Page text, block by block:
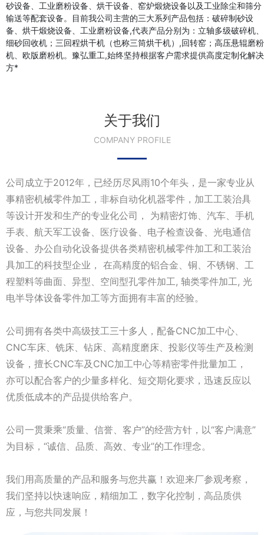
砂设备、工业磨粉设备、烘干设备、窑炉煅烧设备以及工业除尘和筛分
输送等配套设备。目前我公司主营的三大系列产品包括：破碎制砂设
备、烘干煅烧设备、工业磨粉设备,代表产品分别为：立轴多级破碎机、
细砂回收机；三回程烘干机（也称三筒烘干机）,回转窑；高压悬辊磨粉
机、欧版磨粉机。豫弘重工,始终坚持根据客户需求提供高度定制化解决
方*
关于我们
COMPANY PROFILE
公司成立于2012年，已经历尽风雨10个年头，是一家专业从
事精密机械零件加工，非标自动化机器零件，加工工装治具
等设计开发和生产的专业化公司， 为精密灯饰、汽车、手机
手表、航天军工设备、医疗设备、电子检查设备、光电通信
设备、办公自动化设备提供各类精密机械零件加工和工装治
具加工的科技型企业， 在高精度的铝合金、铜、不锈钢、工
程塑料等曲面、异型、空间型孔零件加工, 轴类零件加工, 光
电半导体设备零件加工等方面拥有丰富的经验。
公司拥有各类中高级技工三十多人，配备CNC加工中心、
CNC车床、铣床、钻床、高精度磨床、投影仪等生产及检测
设备，擅长CNC车及CNC加工中心等精密零件批量加工，
亦可以配合客户的少量多样化、短交期化要求，迅速反应以
优质低成本的产品提供给客户。
公司一贯秉乘“质量、信誉、客户”的经营方针，以“客户满意”
为目标，“诚信、品质、高效、专业”的工作理念。
我们用高质量的产品和服务与您共赢！欢迎来厂参观考察，
我们坚持以快速响应，精细加工，数字化控制，高品质供
应，与您共同发展！